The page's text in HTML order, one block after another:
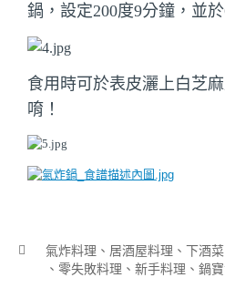
鍋，設定200度9分鐘，並
食用時可於表皮灑上白芝
唷！
氣炸料理 居酒屋料理 下酒菜
零失敗料理
新手料理 鍋